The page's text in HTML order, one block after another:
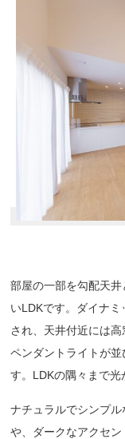
部屋の一部を勾配天
いLDKです。ダイナ
され、天井付近には
ペンダントライトが
す。LDKの隅々まで光
ナチュラルでシンプ
や、ダークなアクセン